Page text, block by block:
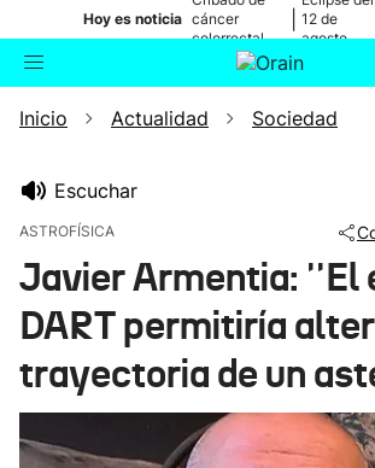
Hoy es noticia cáncer
colorrectal
12 de
agosto
Buscador Actualidad
Ikusmiran
Eguraldia
Inicio Actualidad Sociedad
Escuchar
ASTROFÍSICA
Javier Armentia: ''El
DART permitiría
trayectoria de un